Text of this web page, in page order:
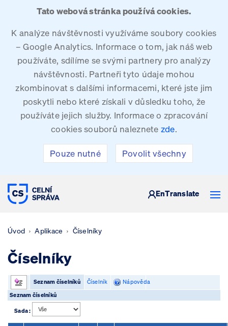
Tato webová stránka používá cookies.
K analýze návštěvnosti využíváme soubory cookies
– Google Analytics. Informace o tom, jak náš web
používáte, sdílíme se svými partnery pro analýzy
návštěvnosti. Partneři tyto údaje mohou
zkombinovat s dalšími informacemi, které jste jim
poskytli nebo které získali v důsledku toho, že
používáte jejich služby. Informace o zpracování
cookies souborů naleznete zde.
Pouze nutné Povolit všechny
CELNÍ SPRÁVA ČESKÉ REPUBLIKY
EnTranslate
Úvod Aplikace Číselníky
Číselníky
Seznam číselníků Číselník
Nápověda
Seznam číselníků
Sada :